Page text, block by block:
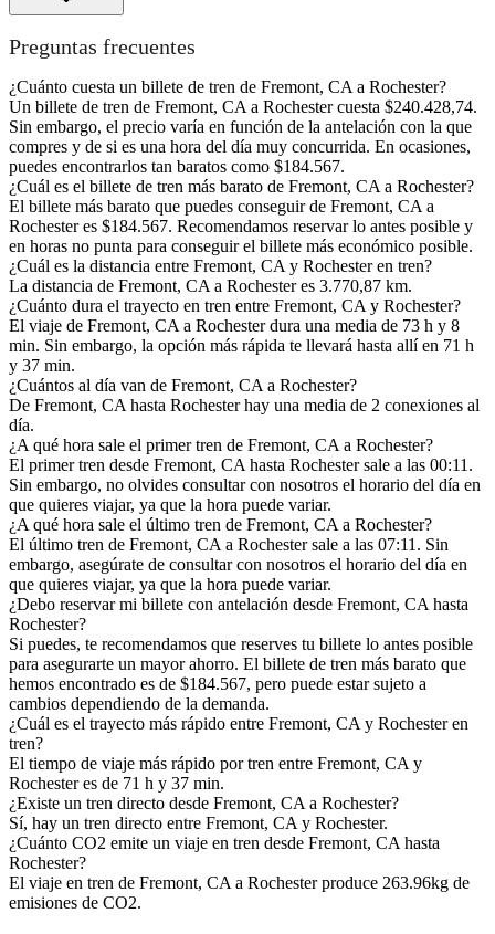
Preguntas frecuentes
¿Cuánto cuesta un billete de tren de Fremont, CA a Rochester?
Un billete de tren de Fremont, CA a Rochester cuesta $240.428,74.
Sin embargo, el precio varía en función de la antelación con la que
compres y de si es una hora del día muy concurrida. En ocasiones,
puedes encontrarlos tan baratos como $184.567.
¿Cuál es el billete de tren más barato de Fremont, CA a Rochester?
El billete más barato que puedes conseguir de Fremont, CA a
Rochester es $184.567. Recomendamos reservar lo antes posible y
en horas no punta para conseguir el billete más económico posible.
¿Cuál es la distancia entre Fremont, CA y Rochester en tren?
La distancia de Fremont, CA a Rochester es 3.770,87 km.
¿Cuánto dura el trayecto en tren entre Fremont, CA y Rochester?
El viaje de Fremont, CA a Rochester dura una media de 73 h y 8
min. Sin embargo, la opción más rápida te llevará hasta allí en 71 h
y 37 min.
¿Cuántos al día van de Fremont, CA a Rochester?
De Fremont, CA hasta Rochester hay una media de 2 conexiones al
día.
¿A qué hora sale el primer tren de Fremont, CA a Rochester?
El primer tren desde Fremont, CA hasta Rochester sale a las 00:11.
Sin embargo, no olvides consultar con nosotros el horario del día en
que quieres viajar, ya que la hora puede variar.
¿A qué hora sale el último tren de Fremont, CA a Rochester?
El último tren de Fremont, CA a Rochester sale a las 07:11. Sin
embargo, asegúrate de consultar con nosotros el horario del día en
que quieres viajar, ya que la hora puede variar.
¿Debo reservar mi billete con antelación desde Fremont, CA hasta
Rochester?
Si puedes, te recomendamos que reserves tu billete lo antes posible
para asegurarte un mayor ahorro. El billete de tren más barato que
hemos encontrado es de $184.567, pero puede estar sujeto a
cambios dependiendo de la demanda.
¿Cuál es el trayecto más rápido entre Fremont, CA y Rochester en
tren?
El tiempo de viaje más rápido por tren entre Fremont, CA y
Rochester es de 71 h y 37 min.
¿Existe un tren directo desde Fremont, CA a Rochester?
Sí, hay un tren directo entre Fremont, CA y Rochester.
¿Cuánto CO2 emite un viaje en tren desde Fremont, CA hasta
Rochester?
El viaje en tren de Fremont, CA a Rochester produce 263.96kg de
emisiones de CO2.